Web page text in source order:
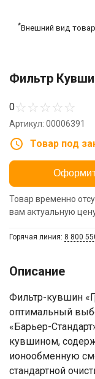
*Внешний вид
Фильтр
0☆☆☆☆☆
Артикул: 00006391
Товар под
Товар временно
вам актуальную
Горячая линия: 8 800
Описание
Фильтр-кувшин
оптимальный
«Барьер-
кувшином,
ионообменную
стандартной